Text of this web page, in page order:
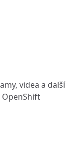
videa a další